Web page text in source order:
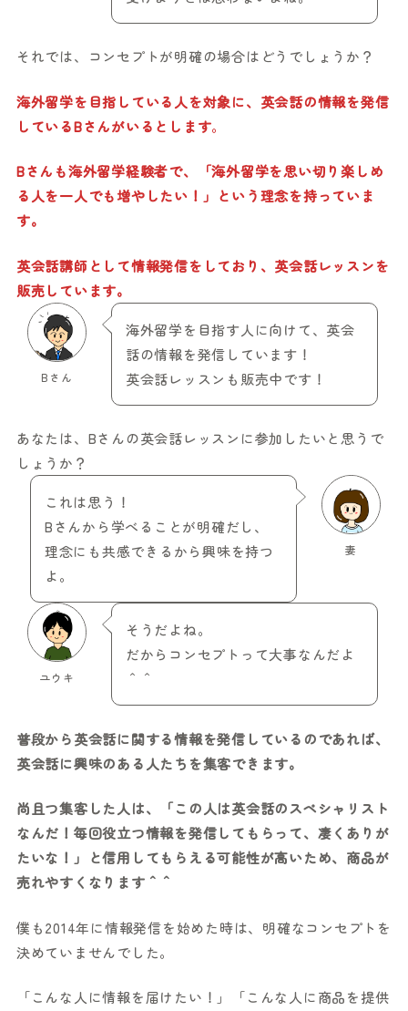
それでは、コンセプトが明確の場合はどうでしょうか？
海外留学を目指している人を対象に、英会話の情報を発信
しているBさんがいるとします。
Bさんも海外留学経験者で、「海外留学を思い切り楽しめ
る人を一人でも増やしたい！」という理念を持っていま
す。
英会話講師として情報発信をしており、英会話レッスンを
販売しています。
Bさん
海外留学を目指す人に向けて、英会
話の情報を発信しています！
英会話レッスンも販売中です！
あなたは、Bさんの英会話レッスンに参加したいと思うで
しょうか？
妻
これは思う！
Bさんから学べることが明確だし、
理念にも共感できるから興味を持つ
よ。
ユウキ
そうだよね。
だからコンセプトって大事なんだよ
＾＾
普段から英会話に関する情報を発信しているのであれば、
英会話に興味のある人たちを集客できます。
尚且つ集客した人は、「この人は英会話のスペシャリスト
なんだ！毎回役立つ情報を発信してもらって、凄くありが
たいな！」と信用してもらえる可能性が高いため、商品が
売れやすくなります＾＾
僕も2014年に情報発信を始めた時は、明確なコンセプトを
決めていませんでした。
「こんな人に情報を届けたい！」「こんな人に商品を提供